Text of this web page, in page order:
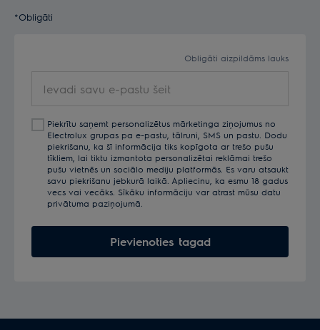
*Obligāti
Obligāti aizpildāms lauks
savu
pastu
šeit
Piekrītu saņemt personalizētus mārketinga ziņojumus no
Electrolux grupas pa e-pastu, tālruni, SMS un pastu. Dodu
piekrišanu, ka šī informācija tiks kopīgota ar trešo pušu
tīkliem, lai tiktu izmantota personalizētai reklāmai trešo
pušu vietnēs un sociālo mediju platformās. Es varu atsaukt
savu piekrišanu jebkurā laikā. Apliecinu, ka esmu 18 gadus
vecs vai vecāks. Sīkāku informāciju var atrast mūsu datu
privātuma paziņojumā.
Pievienoties tagad